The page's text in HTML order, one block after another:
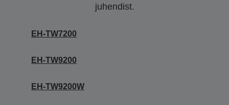
juhendist.
EH-TW7200
EH-TW9200
EH-TW9200W